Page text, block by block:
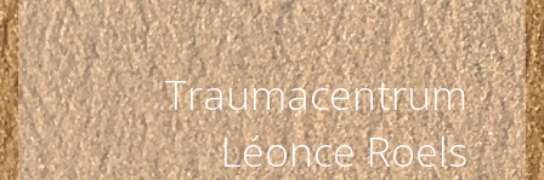
Traumacentrum
Léonce Roels